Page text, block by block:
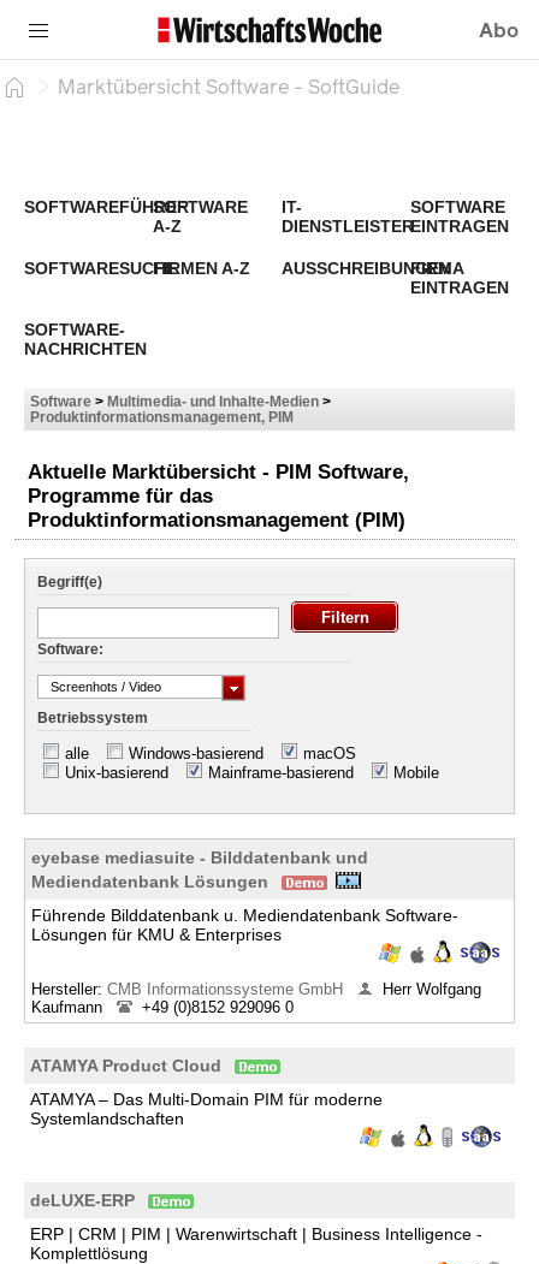
Abo
Marktübersicht Software - SoftGuide
SOFTWAREFÜHRERSOFTWARE
A-Z
IT-
DIENSTLEISTER
SOFTWARE
EINTRAGEN
SOFTWARESUCHEFIRMEN A-Z AUSSCHREIBUNGEN
FIRMA
EINTRAGEN
SOFTWARE-
NACHRICHTEN
Software > Multimedia- und Inhalte-Medien >
Produktinformationsmanagement, PIM
Aktuelle Marktübersicht - PIM Software,
Programme für das
Produktinformationsmanagement (PIM)
Begriff(e)
Software:
Screenhots / Video
Betriebssystem
alle Windows-basierend
macOS
Unix-basierend
Mainframe-basierend Mobile
eyebase mediasuite - Bilddatenbank und
Mediendatenbank Lösungen
Führende Bilddatenbank u. Mediendatenbank Software-
Lösungen für KMU & Enterprises
Hersteller: CMB Informationssysteme GmbH
Herr Wolfgang
Kaufmann
+49 (0)8152 929096 0
ATAMYA Product Cloud
ATAMYA – Das Multi-Domain PIM für moderne
Systemlandschaften
deLUXE-ERP
ERP | CRM | PIM | Warenwirtschaft | Business Intelligence -
Komplettlösung